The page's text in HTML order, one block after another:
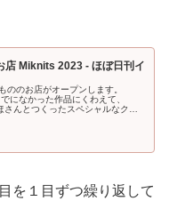
店 Miknits 2023 - ほぼ日刊イ
ののお店がオープンします。
になかった作品にくわえて、
んとつくったスペシャルなクッ
を１目ずつ繰り返して